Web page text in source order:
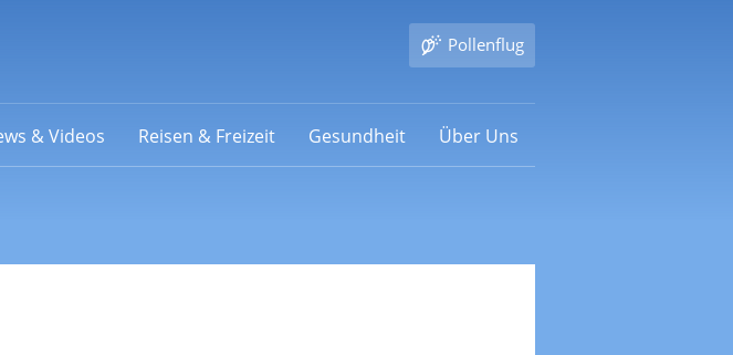
Pollenflug
& Videos Reisen & Freizeit Gesundheit Über Uns